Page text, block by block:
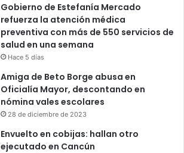
Gobierno de Estefanía Mercado
refuerza la atención médica
preventiva con más de 550 servicios de
salud en una semana
Hace 5 días
Amiga de Beto Borge abusa en
Oficialía Mayor, descontando en
nómina vales escolares
28 de diciembre de 2023
Envuelto en cobijas: hallan otro
ejecutado en Cancún